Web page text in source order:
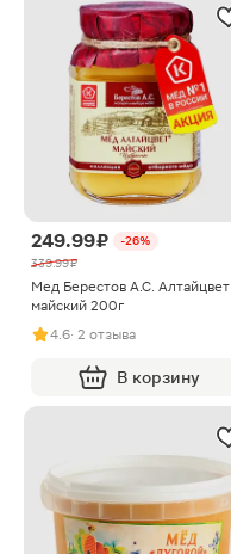
249.99 ₽
-26%
339.99 ₽
Мед Берестов А.С. Алтайцвет
майский 200г
4.6· 2 отзыва
В корзину